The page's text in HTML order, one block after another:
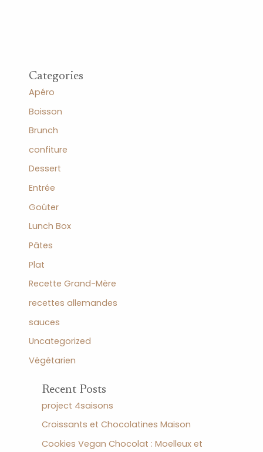
Categories
Apéro
Boisson
Brunch
confiture
Dessert
Entrée
Goûter
Lunch Box
Pâtes
Plat
Recette Grand-Mère
recettes allemandes
sauces
Uncategorized
Végétarien
Recent Posts
project 4saisons
Croissants et Chocolatines Maison
Cookies Vegan Chocolat : Moelleux et